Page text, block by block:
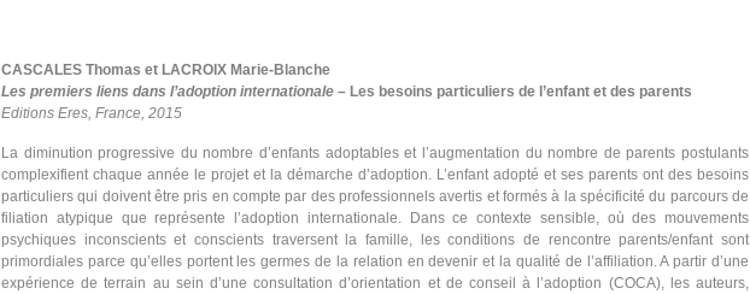
CASCALES Thomas et LACROIX Marie-Blanche
Les premiers liens dans l’adoption internationale – Les besoins particuliers de l’enfant et des parents
Editions Eres, France, 2015
La diminution progressive du nombre d’enfants adoptables et l’augmentation du nombre de parents postulants
complexifient chaque année le projet et la démarche d’adoption. L’enfant adopté et ses parents ont des besoins
particuliers qui doivent être pris en compte par des professionnels avertis et formés à la spécificité du parcours de
filiation atypique que représente l’adoption internationale. Dans ce contexte sensible, où des mouvements
psychiques inconscients et conscients traversent la famille, les conditions de rencontre parents/enfant sont
primordiales parce qu’elles portent les germes de la relation en devenir et la qualité de l’affiliation. A partir d’une
expérience de terrain au sein d’une consultation d’orientation et de conseil à l’adoption (COCA), les auteurs,